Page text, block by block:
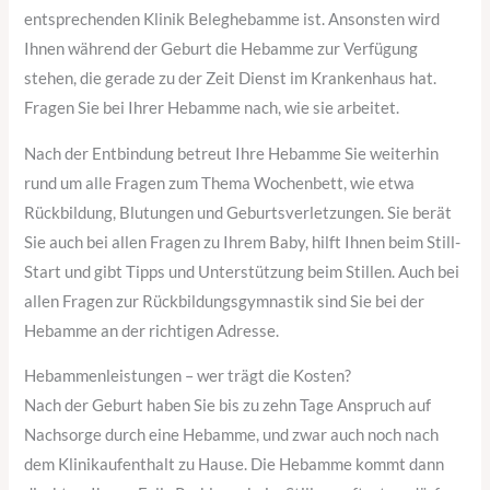
entsprechenden Klinik Beleghebamme ist. Ansonsten wird
Ihnen während der Geburt die Hebamme zur Verfügung
stehen, die gerade zu der Zeit Dienst im Krankenhaus hat.
Fragen Sie bei Ihrer Hebamme nach, wie sie arbeitet.
Nach der Entbindung betreut Ihre Hebamme Sie weiterhin
rund um alle Fragen zum Thema Wochenbett, wie etwa
Rückbildung, Blutungen und Geburtsverletzungen. Sie berät
Sie auch bei allen Fragen zu Ihrem Baby, hilft Ihnen beim Still-
Start und gibt Tipps und Unterstützung beim Stillen. Auch bei
allen Fragen zur Rückbildungsgymnastik sind Sie bei der
Hebamme an der richtigen Adresse.
Hebammenleistungen – wer trägt die Kosten?
Nach der Geburt haben Sie bis zu zehn Tage Anspruch auf
Nachsorge durch eine Hebamme, und zwar auch noch nach
dem Klinikaufenthalt zu Hause. Die Hebamme kommt dann